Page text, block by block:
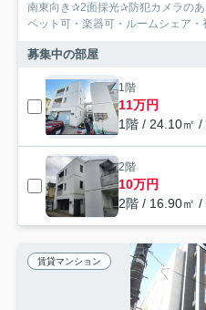
南東向き✰2面採光✰防犯カメラの
ペット可・楽器可・ルームシェア
募集中の部屋
1階
11万円
1階 / 24.10㎡ /
2階
10万円
2階 / 16.90㎡ /
賃貸マンション